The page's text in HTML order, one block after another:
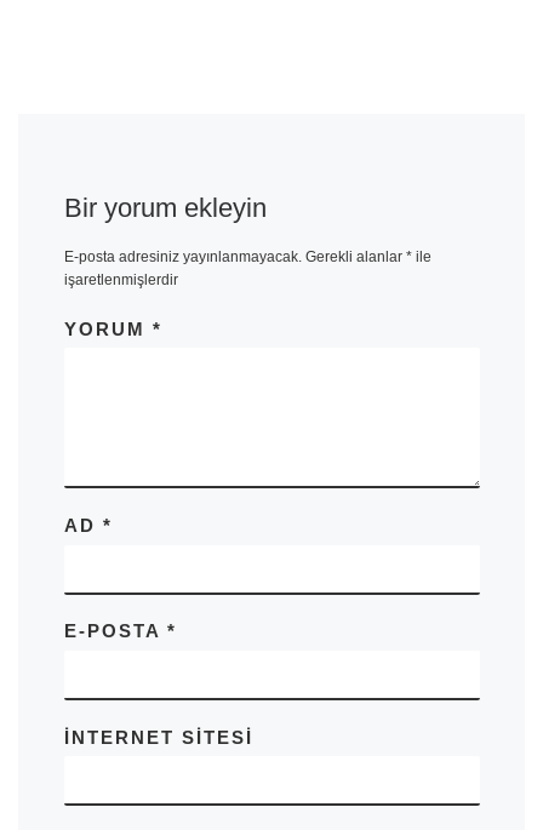
Bir yorum ekleyin
E-posta adresiniz yayınlanmayacak. Gerekli alanlar *ile
işaretlenmişlerdir
YORUM *
AD *
E-POSTA *
İNTERNET SITESI